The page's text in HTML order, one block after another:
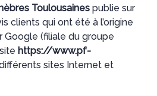
Toulousaines publie sur
clients qui ont été à l’origine
(filiale du groupe
https://www.pf-
sites Internet et